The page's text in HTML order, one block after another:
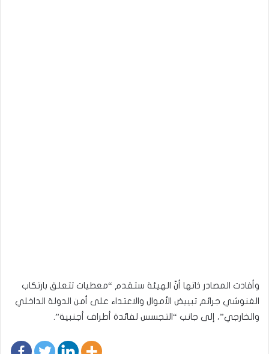
وأفادت المصادر ذاتها أنّ الهيئة ستقدم “معطيات تتعلق بارتكاب
الغنوشي جرائم تبييض الأموال والاعتداء على أمن الدولة الداخلي
والخارجي”، إلى جانب “التجسس لفائدة أطراف أجنبية”.